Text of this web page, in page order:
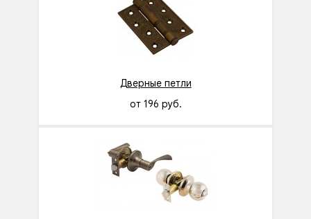
Дверные петли
от 196 руб.